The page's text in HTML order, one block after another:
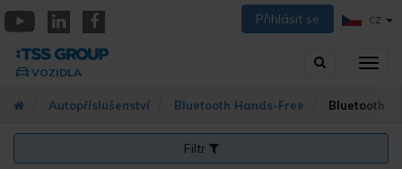
Přejít
k
hlavnímu
obsahu
Přihlásit se CZ
Vyhledávání
VOZIDLA
Autopříslušenství Bluetooth Hands-Free Bluetooth
Filtr